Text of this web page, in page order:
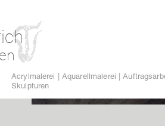
Acrylmalerei | Aquarellmalerei |
Skulpturen